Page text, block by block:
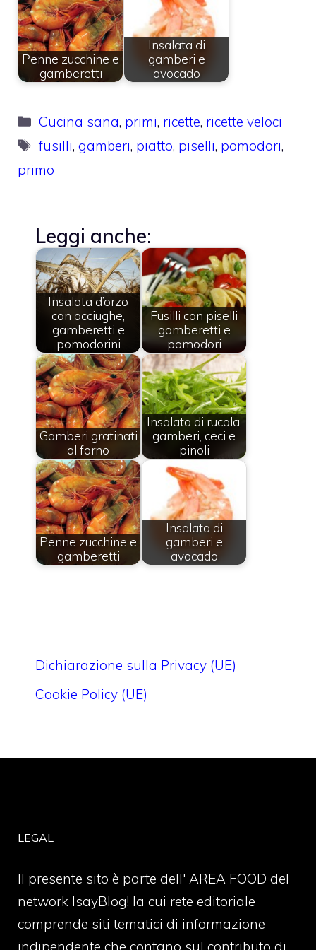
Penne zucchine e
gamberetti
Insalata di
gamberi e
avocado
Categorie
Cucina sana, primi, ricette, ricette veloci
Tag
fusilli,gamberi, piatto, piselli, pomodori,
primo
Leggi anche:
Insalata d’orzo
con acciughe,
gamberetti e
pomodorini
Fusilli con piselli
gamberetti e
pomodori
Gamberi gratinati
al forno
Insalata di rucola,
gamberi, ceci e
pinoli
Penne zucchine e
gamberetti
Insalata di
gamberi e
avocado
Dichiarazione sulla Privacy (UE)
Cookie Policy (UE)
LEGAL
Il presente sito è parte dell' AREA FOOD del
network IsayBlog! la cui rete editoriale
comprende siti tematici di informazione
indipendente che contano sul contributo di